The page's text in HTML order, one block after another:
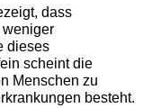
dass
weniger
dieses
scheint die
Menschen zu
besteht.